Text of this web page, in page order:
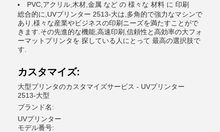
PVC,アクリル,木材,金属 など の 様々な 材料 に 印刷
総合的に,UVプリンター 2513-大は,多角的で強力なマシンで
あり,様々な産業やビジネスの印刷ニーズを満たすことがで
きます.その先進的な機能,高速印刷,信頼性と高効率の大フォ
ーマットプリンタを 探している人にとって 最高の選択肢で
す.
カスタマイズ:
大型プリンタのカスタマイズサービス - UVプリンター
2513-大型
ブランド名:
UVプリンター
モデル番号: